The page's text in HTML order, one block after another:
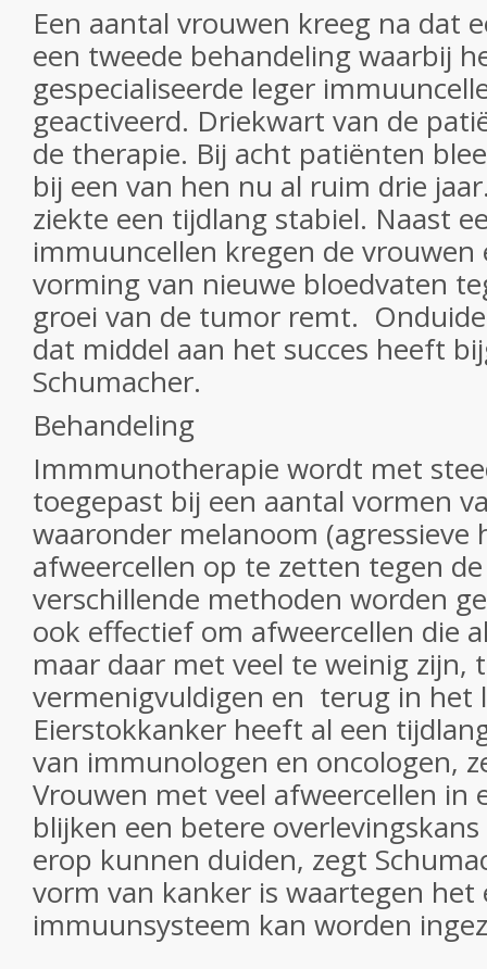
Een aantal vrouwen kreeg na dat
een tweede behandeling waarbij
gespecialiseerde leger
geactiveerd. Driekwart van de
de therapie. Bij acht patiënten
bij een van hen nu al ruim drie
ziekte een tijdlang stabiel. Naast
immuuncellen kregen de vrouwen
vorming van nieuwe bloedvaten
groei van de tumor remt.
dat middel aan het succes heeft
Schumacher.
Behandeling
Immmunotherapie wordt met
toegepast bij een aantal vormen
waaronder melanoom (agressieve
afweercellen op te zetten tegen
verschillende methoden worden
ook effectief om afweercellen die
maar daar met veel te weinig zijn,
vermenigvuldigen en terug in het
Eierstokkanker heeft al een
van immunologen en oncologen,
Vrouwen met veel afweercellen
blijken een betere
erop kunnen duiden, zegt
vorm van kanker is waartegen het
immuunsysteem kan worden